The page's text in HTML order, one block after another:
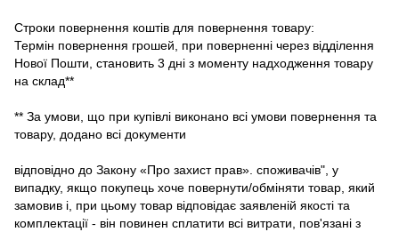
Строки повернення коштів для повернення товару:
Термін повернення грошей, при поверненні через відділення
Нової Пошти, становить 3 дні з моменту надходження товару
на склад**
** За умови, що при купівлі виконано всі умови повернення та
товару, додано всі документи
відповідно до Закону «Про захист прав». споживачів", у
випадку, якщо покупець хоче повернути/обміняти товар, який
замовив і, при цьому товар відповідає заявленій якості та
комплектації - він повинен сплатити всі витрати, пов'язані з